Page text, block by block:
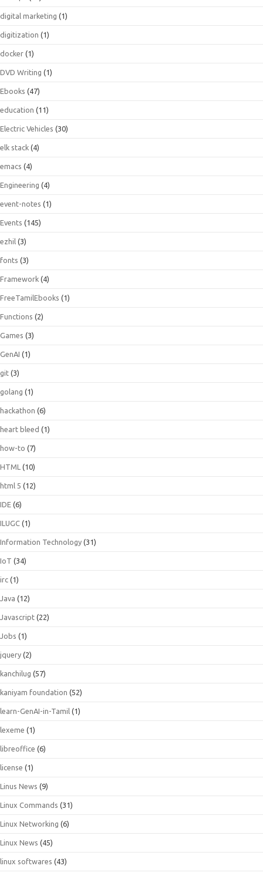
digital marketing (1)
digitization (1)
docker (1)
DVD Writing (1)
Ebooks (47)
education (11)
Electric Vehicles (30)
elk stack (4)
emacs (4)
Engineering (4)
event-notes (1)
Events (145)
ezhil (3)
fonts (3)
Framework (4)
FreeTamilEbooks (1)
Functions (2)
Games (3)
GenAI (1)
git (3)
golang (1)
hackathon (6)
heart bleed (1)
how-to (7)
HTML (10)
html 5 (12)
IDE (6)
ILUGC (1)
Information Technology (31)
IoT (34)
irc (1)
Java (12)
Javascript (22)
Jobs (1)
jquery (2)
kanchilug (57)
kaniyam foundation (52)
learn-GenAI-in-Tamil (1)
lexeme (1)
libreoffice (6)
license (1)
Linus News (9)
Linux Commands (31)
Linux Networking (6)
Linux News (45)
linux softwares (43)